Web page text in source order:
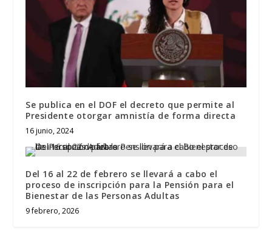
Se publica en el DOF el decreto que permite al
Presidente otorgar amnistía de forma directa
16 junio, 2024
Del 16 al 22 de febrero se llevará a cabo el
proceso de inscripción para la Pensión para el
Bienestar de las Personas Adultas
9 febrero, 2026